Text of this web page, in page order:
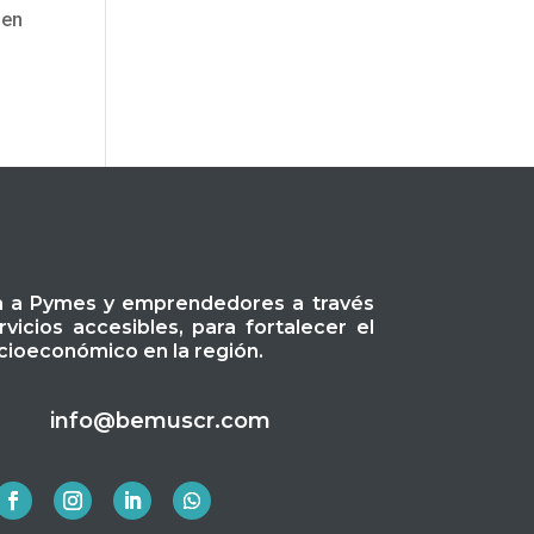
Pymes y emprendedores a través
accesibles, para fortalecer el
en la región.
info@bemuscr.com